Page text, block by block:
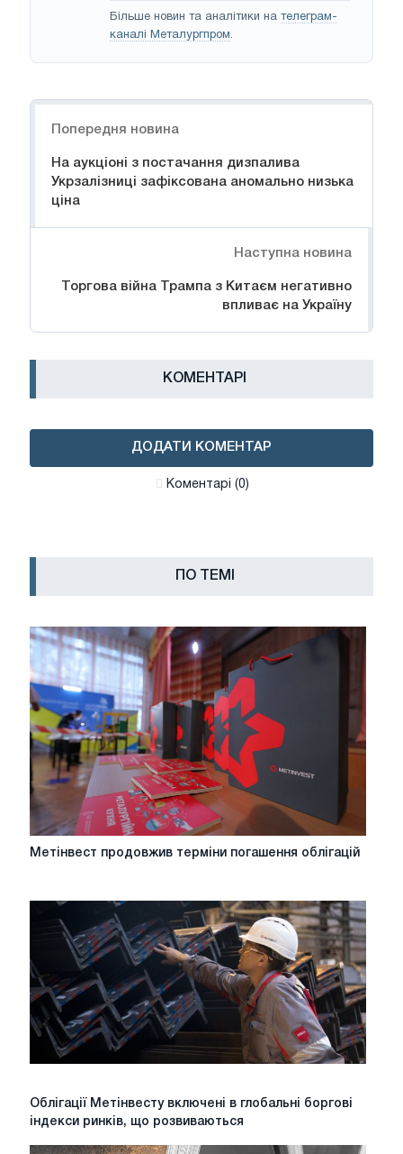
Більше новин та аналітики на телеграм-
каналі Металургпром.
Попередня новина
На аукціоні з постачання дизпалива
Укрзалізниці зафіксована аномально низька
ціна
Наступна новина
Торгова війна Трампа з Китаєм негативно
впливає на Україну
КОМЕНТАРІ
ДОДАТИ КОМЕНТАР
Коментарі (0)
ПО ТЕМІ
Метінвест
погашення
облігацій
Метінвест продовжив терміни погашення облігацій
Облігації
Метінвесту
Облігації Метінвесту включені в глобальні боргові
індекси ринків, що розвиваються